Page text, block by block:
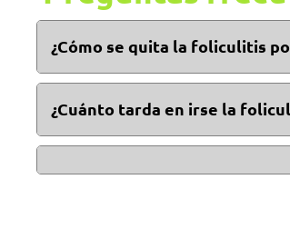
¿Cómo se quita la foliculitis
En muchas ocasiones la foliculitis
pueden ayudar a aliviar los
¿Cuánto tarda en irse la
Es probable que la foliculitis leve
infecciones más graves o